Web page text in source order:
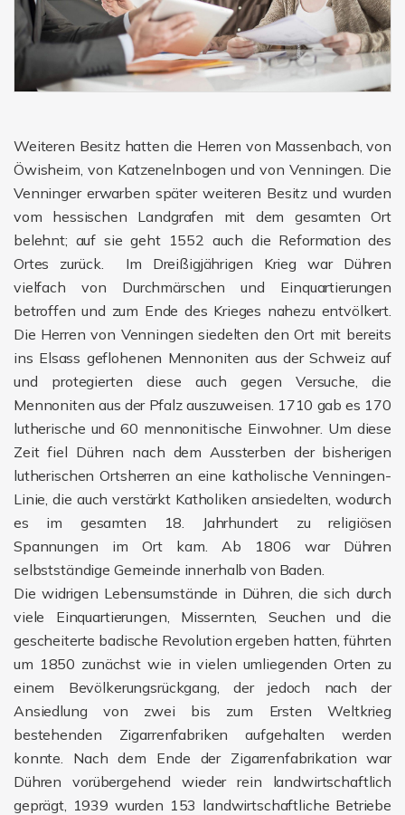
Weiteren Besitz hatten die Herren von Massenbach, von
Öwisheim, von Katzenelnbogen und von Venningen. Die
Venninger erwarben später weiteren Besitz und wurden
vom hessischen Landgrafen mit dem gesamten Ort
belehnt; auf sie geht 1552 auch die Reformation des
Ortes zurück. Im Dreißigjährigen Krieg war Dühren
vielfach von Durchmärschen und Einquartierungen
betroffen und zum Ende des Krieges nahezu entvölkert.
Die Herren von Venningen siedelten den Ort mit bereits
ins Elsass geflohenen Mennoniten aus der Schweiz auf
und protegierten diese auch gegen Versuche, die
Mennoniten aus der Pfalz auszuweisen. 1710 gab es 170
lutherische und 60 mennonitische Einwohner. Um diese
Zeit fiel Dühren nach dem Aussterben der bisherigen
lutherischen Ortsherren an eine katholische Venningen-
Linie, die auch verstärkt Katholiken ansiedelten, wodurch
es im gesamten 18. Jahrhundert zu religiösen
Spannungen im Ort kam. Ab 1806 war Dühren
selbstständige Gemeinde innerhalb von Baden.
Die widrigen Lebensumstände in Dühren, die sich durch
viele Einquartierungen, Missernten, Seuchen und die
gescheiterte badische Revolution ergeben hatten, führten
um 1850 zunächst wie in vielen umliegenden Orten zu
einem Bevölkerungsrückgang, der jedoch nach der
Ansiedlung von zwei bis zum Ersten Weltkrieg
bestehenden Zigarrenfabriken aufgehalten werden
konnte. Nach dem Ende der Zigarrenfabrikation war
Dühren vorübergehend wieder rein landwirtschaftlich
geprägt, 1939 wurden 153 landwirtschaftliche Betriebe